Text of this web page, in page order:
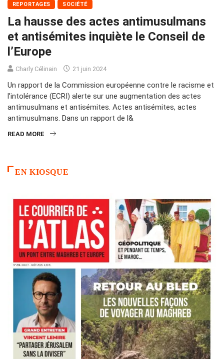
REPORTAGES SOCIÉTÉ
La hausse des actes antimusulmans
et antisémites inquiète le Conseil de
l’Europe
Charly Célinain 21 juin 2024
Un rapport de la Commission européenne contre le racisme et
l’intolérance (ECRI) alerte sur une augmentation des actes
antimusulmans et antisémites. Actes antisémites, actes
antimusulmans. Dans un rapport de l&
READ MORE
EN KIOSQUE